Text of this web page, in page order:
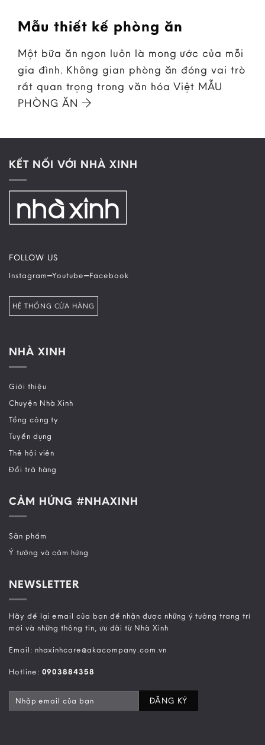
Mẫu thiết kế phòng ăn
Một bữa ăn ngon luôn là mong ước của mỗi
gia đình. Không gian phòng ăn đóng vai trò
rất quan trọng trong văn hóa Việt MẪU
PHÒNG ĂN
KẾT NỐI VỚI NHÀ XINH
FOLLOW US
Instagram–Youtube–Facebook
HỆ THỐNG CỬA HÀNG
NHÀ XINH
Giới thiệu
Chuyện Nhà Xinh
Tổng công ty
Tuyển dụng
Thẻ hội viên
Đổi trả hàng
CẢM HỨNG #NHAXINH
Sản phẩm
Ý tưởng và cảm hứng
NEWSLETTER
Hãy để lại email của bạn để nhận được những ý tưởng trang trí
mới và những thông tin, ưu đãi từ Nhà Xinh
Email: nhaxinhcare@akacompany.com.vn
Hotline: 0903884358